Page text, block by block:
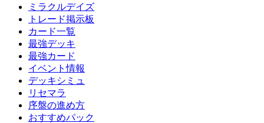
ミラクルデイズ
トレード掲示板
カード一覧
最強デッキ
最強カード
イベント情報
デッキシミュ
リセマラ
序盤の進め方
おすすめパック